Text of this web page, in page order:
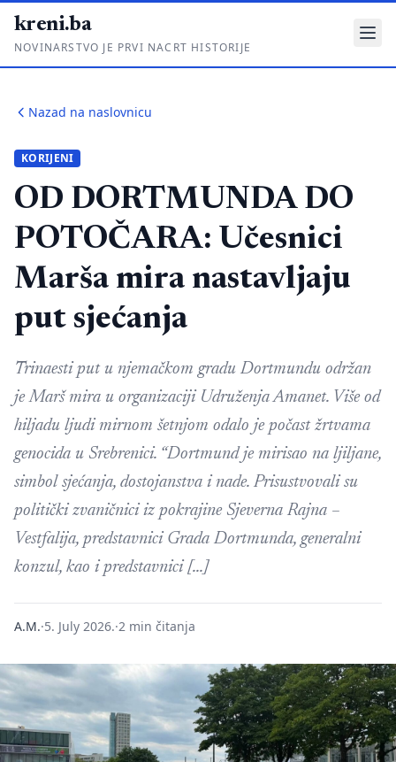
kreni.ba
NOVINARSTVO JE PRVI NACRT HISTORIJE
Ponos i glas
Daljinski u ruke
Romski put
O nama
Impressum
Kontakt
Nazad na naslovnicu
KORIJENI
OD DORTMUNDA DO
POTOČARA: Učesnici
Marša mira nastavljaju
put sjećanja
Trinaesti put u njemačkom gradu Dortmundu održan
je Marš mira u organizaciji Udruženja Amanet. Više od
hiljadu ljudi mirnom šetnjom odalo je počast žrtvama
genocida u Srebrenici. “Dortmund je mirisao na ljiljane,
simbol sjećanja, dostojanstva i nade. Prisustvovali su
politički zvaničnici iz pokrajine Sjeverna Rajna –
Vestfalija, predstavnici Grada Dortmunda, generalni
konzul, kao i predstavnici […]
A.M.·5. July 2026.·2 min čitanja